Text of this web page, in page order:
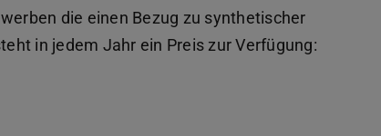
die einen Bezug zu synthetischer
in jedem Jahr ein Preis zur Verfügung: